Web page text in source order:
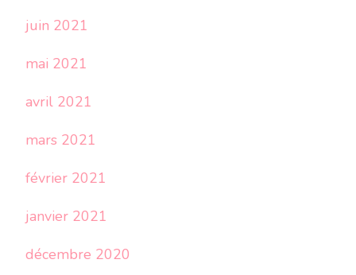
juin 2021
mai 2021
avril 2021
mars 2021
février 2021
janvier 2021
décembre 2020